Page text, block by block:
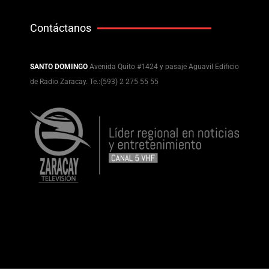
Contáctanos
SANTO DOMINGO Avenida Quito #1424 y pasaje Aguavil Edificio
de Radio Zaracay. Te.:(593) 2 275 55 55